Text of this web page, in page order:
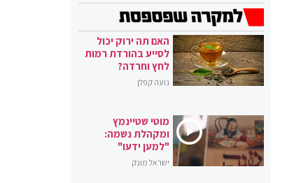
האם תה ירוק יכול
לסייע בהורדת רמות
לחץ וחרדה?
נועה קפלן
מוטי שטיינמץ
ומקהלת נשמה:
"למען ידעו"
ישראל מונק